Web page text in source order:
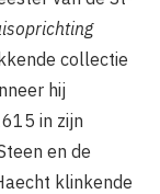
collectie
hij
in zijn
en de
klinkende